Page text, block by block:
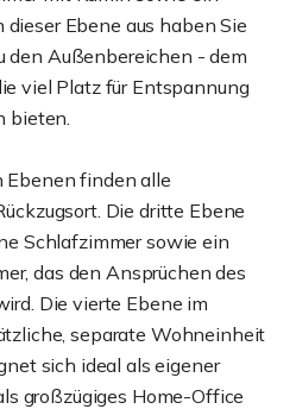
Ebene aus haben Sie
den Außenbereichen - dem
viel Platz für Entspannung
bieten.
Ebenen finden alle
Die dritte Ebene
Schlafzimmer sowie ein
das den Ansprüchen des
Die vierte Ebene im
separate Wohneinheit
sich ideal als eigener
großzügiges Home-Office